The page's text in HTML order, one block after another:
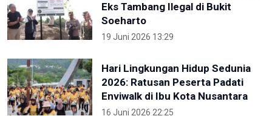
Eks Tambang Ilegal di Bukit
Soeharto
19 Juni 2026 13:29
Hari Lingkungan Hidup Sedunia
2026: Ratusan Peserta Padati
Enviwalk di Ibu Kota Nusantara
16 Juni 2026 22:25